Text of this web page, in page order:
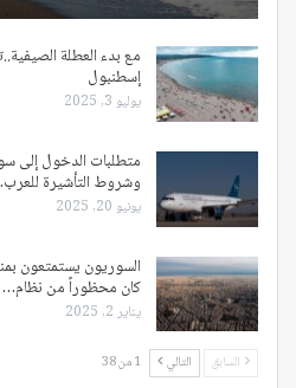
مع بدء العطلة
إسطنبول
يوليو 3, 2025
وشروط التأشيرة
يونيو 20, 2025
السوريون يستمتعون
كان محظوراً من نظام…
يناير 2, 2025
السابق التالي 1 من 38